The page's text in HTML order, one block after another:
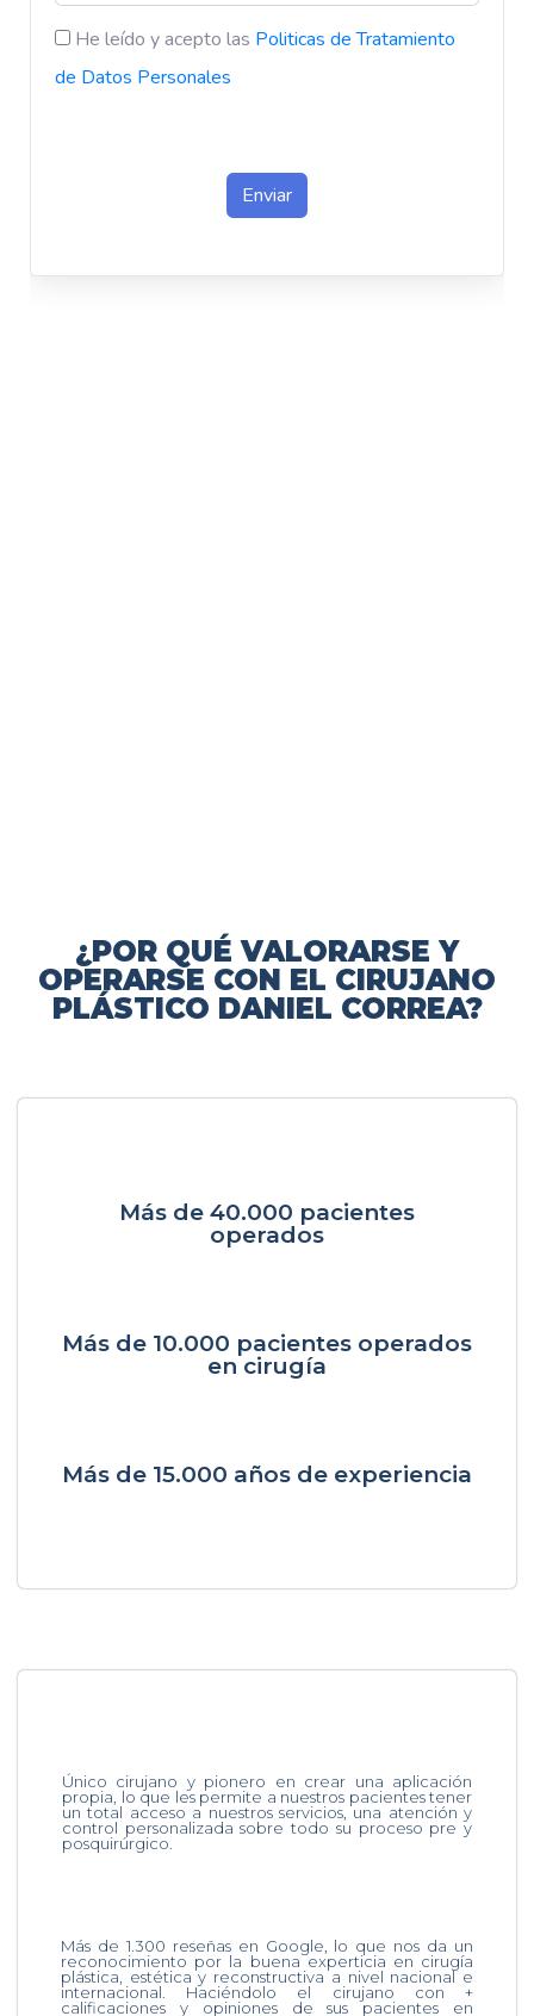
¿POR QUÉ VALORARSE Y
OPERARSE CON EL CIRUJANO
PLÁSTICO DANIEL CORREA?
Más de 40.000 pacientes
operados
Más de 10.000 pacientes operados
en cirugía
Más de 15.000 años de experiencia
Único cirujano y pionero en crear una aplicación
propia, lo que les permite a nuestros pacientes tener
un total acceso a nuestros servicios, una atención y
control personalizada sobre todo su proceso pre y
posquirúrgico.
Más de 1.300 reseñas en Google, lo que nos da un
reconocimiento por la buena experticia en cirugía
plástica, estética y reconstructiva a nivel nacional e
internacional. Haciéndolo el cirujano con +
calificaciones y opiniones de sus pacientes en